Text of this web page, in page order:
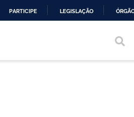
PARTICIPE LEGISLAÇÃO